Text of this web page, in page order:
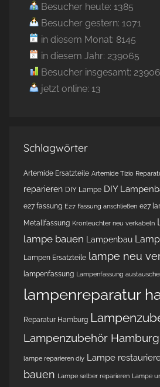
Besucher heute: 1385
Besucher gestern: 1071
in diesem Monat: 8145
in diesem Jahr: 239065
Besucher insgesamt:
jetzt online: 13
Schlagwörter
Artemide Ersatzteile Artemide Tizio
reparieren DIY Lampe DIY
e27 fassung E27 Fassung anschließen e27
Metallfassung Kronleuchter neu verkabeln
lampe bauen
Lampenbau
Lampen Ersatzteile lampe neu
lampenfassung Lampenfassung
lampenreparatur
Reparatur Hamburg
Lampenzubehör Hamburg
lampe reparieren diy Lampe
bauen Lampe selber reparieren Lampe